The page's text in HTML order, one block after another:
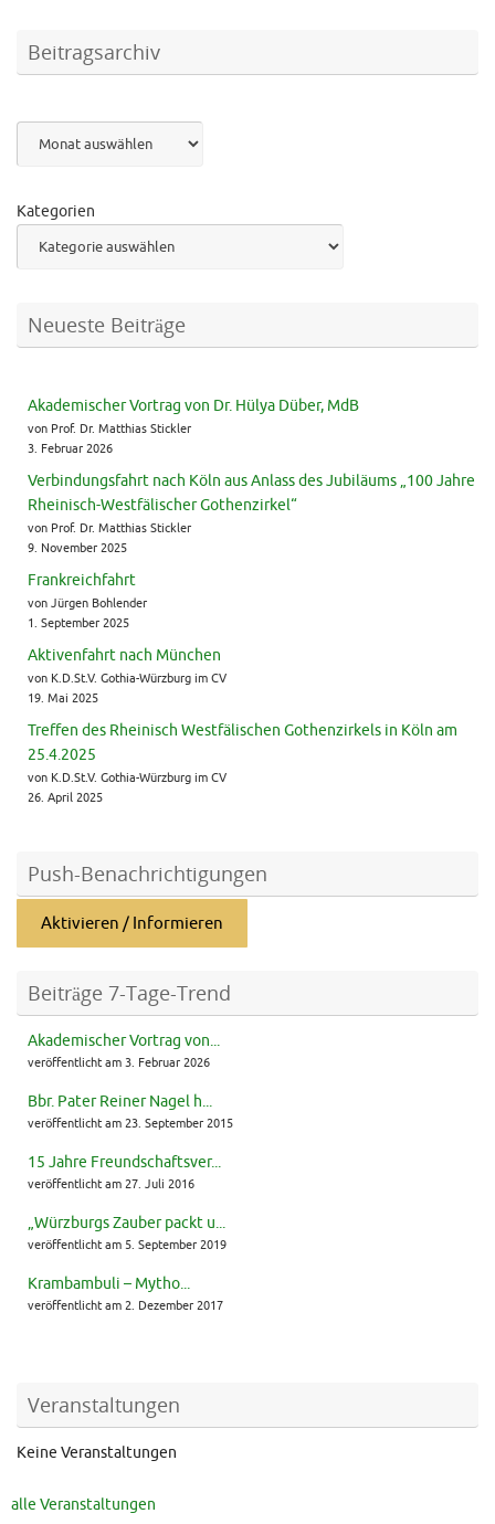
Beitragsarchiv
Kategorien
Neueste Beiträge
Akademischer Vortrag von Dr. Hülya Düber, MdB
von Prof. Dr. Matthias Stickler
3. Februar 2026
Verbindungsfahrt nach Köln aus Anlass des Jubiläums „100 Jahre
Rheinisch-Westfälischer Gothenzirkel“
von Prof. Dr. Matthias Stickler
9. November 2025
Frankreichfahrt
von Jürgen Bohlender
1. September 2025
Aktivenfahrt nach München
von K.D.St.V. Gothia-Würzburg im CV
19. Mai 2025
Treffen des Rheinisch Westfälischen Gothenzirkels in Köln am
25.4.2025
von K.D.St.V. Gothia-Würzburg im CV
26. April 2025
Push-Benachrichtigungen
Aktivieren / Informieren
Beiträge 7-Tage-Trend
Akademischer Vortrag von...
veröffentlicht am 3. Februar 2026
Bbr. Pater Reiner Nagel h...
veröffentlicht am 23. September 2015
15 Jahre Freundschaftsver...
veröffentlicht am 27. Juli 2016
„Würzburgs Zauber packt u...
veröffentlicht am 5. September 2019
Krambambuli – Mytho...
veröffentlicht am 2. Dezember 2017
Veranstaltungen
Keine Veranstaltungen
alle Veranstaltungen